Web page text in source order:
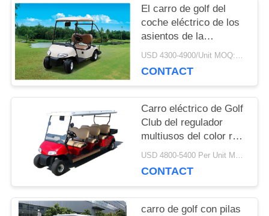
NOTICIAS
SOLICITAR
UNA
MAPA
SITIO
El carro de golf del
coche eléctrico de los
asientos de la
impulsión 2 de la mano
profundamente recicla
USD 4300-4900/Unit MOQ:2 unidades
CONTACT
Carro eléctrico de Golf
Club del regulador
multiusos del color rojo
48V Curtis con 6
USD 4800-5400 Per Unit MOQ:2 unidades
CONTACT
carro de golf con pilas